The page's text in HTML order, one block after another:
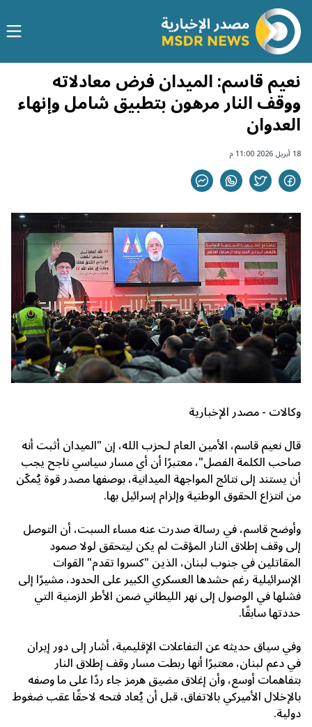
نعيم قاسم: الميدان فرض معادلاته
ووقف النار مرهون بتطبيق شامل وإنهاء
العدوان
18 أبريل 2026 11:00 م
وكالات - مصدر الإخبارية
قالنعيم قاسم، الأمين العام لـحزب الله، إن "الميدان أثبت أنه
صاحب الكلمة الفصل"، معتبرًا أن أي مسار سياسي ناجح يجب
أن يستند إلى نتائج المواجهة الميدانية، بوصفها مصدر قوة يُمكّن
من انتزاع الحقوق الوطنية وإلزامإسرائيلبها.
وأوضح قاسم، في رسالة صدرت عنه مساء السبت، أن التوصل
إلى وقف إطلاق النار المؤقت لم يكن ليتحقق لولا صمود
المقاتلين في جنوب لبنان، الذين "كسروا تقدم" القوات
الإسرائيلية رغم حشدها العسكري الكبير على الحدود، مشيرًا إلى
فشلها في الوصول إلى نهر الليطاني ضمن الأطر الزمنية التي
حددتها سابقًا.
وفي سياق حديثه عن التفاعلات الإقليمية، أشار إلى دورإيران
في دعم لبنان، معتبرًا أنها ربطت مسار وقف إطلاق النار
بتفاهمات أوسع، وأن إغلاقمضيق هرمزجاء ردًا على ما وصفه
بالإخلال الأميركي بالاتفاق، قبل أن يُعاد فتحه لاحقًا عقب ضغوط
دولية.